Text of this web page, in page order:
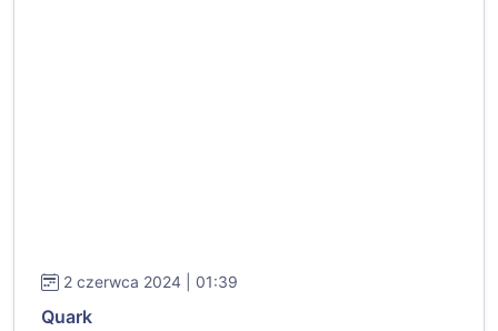
2 czerwca 2024 | 01:39
Quark